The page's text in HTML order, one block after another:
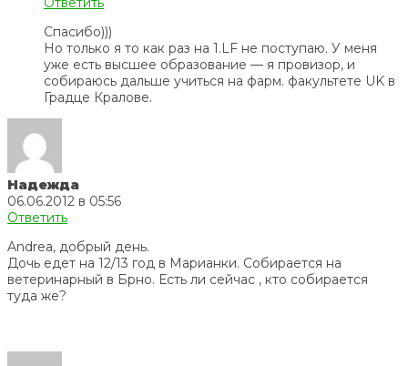
Спасибо)))
Но только я то как раз на 1.LF не поступаю. У меня
уже есть высшее образование — я провизор, и
собираюсь дальше учиться на фарм. факультете UK в
Градце Кралове.
Надежда
06.06.2012 в 05:56
Ответить
Andrea, добрый день.
Дочь едет на 12/13 год в Марианки. Собирается на
ветеринарный в Брно. Есть ли сейчас , кто собирается
туда же?